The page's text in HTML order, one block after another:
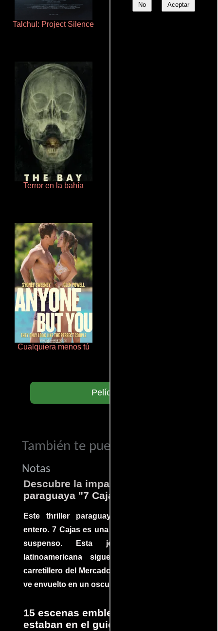
No Aceptar
Talchul: Project Silence
Terror en la bahía
Cualquiera menos tú
Películas
También te puede interesar...
Notas
Descubre la impactante película
paraguaya "7 Cajas"
Este thriller paraguayo cautivó al mundo
entero. 7 Cajas es una explosión de acción y
suspenso. Esta joya cinematográfica
latinoamericana sigue la historia de un
carretillero del Mercado 4 de Asunción que se
ve envuelto en un oscuro mundo de crimen
15 escenas emblemáticas que no
estaban en el guion